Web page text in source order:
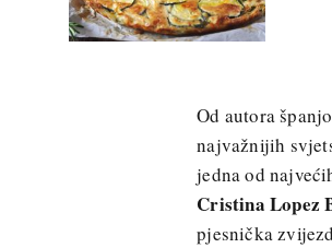
Od autora
najvažnijih
jedna od
Cristina Lopez
pjesnička